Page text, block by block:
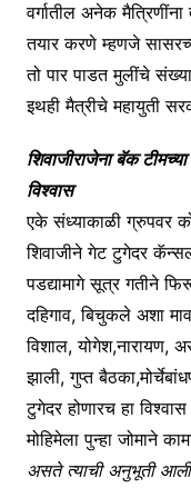
वर्गातील अनेक
तयार करणे म्हणजे
तो पार पाडत मुलींचे
इथही मैत्रीचे महायुती
शिवाजीराजेना बॅक
विश्वास
एके संध्याकाळी ग्रुपवर
शिवाजीने गेट टुगेदर
पडद्यामागे सूत्र गतीने
दहिगाव, बिचुकले अशा
विशाल, योगेश,नारायण,
झाली, गुप्त
टुगेदर होणारच हा
मोहिमेला पुन्हा जोमाने
असते त्याची अनुभूती